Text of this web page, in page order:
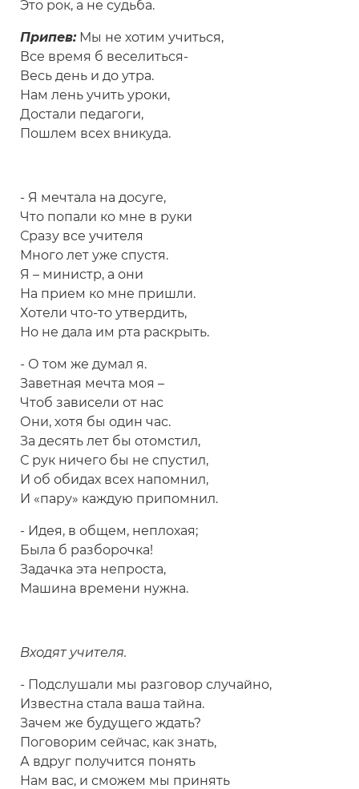
Это рок, а не судьба.
Припев:Мы не хотим учиться,
Все время б веселиться-
Весь день и до утра.
Нам лень учить уроки,
Достали педагоги,
Пошлем всех вникуда.
- Я мечтала на досуге,
Что попали ко мне в руки
Сразу все учителя
Много лет уже спустя.
Я – министр, а они
На прием ко мне пришли.
Хотели что-то утвердить,
Но не дала им рта раскрыть.
- О том же думал я.
Заветная мечта моя –
Чтоб зависели от нас
Они, хотя бы один час.
За десять лет бы отомстил,
С рук ничего бы не спустил,
И об обидах всех напомнил,
И «пару» каждую припомнил.
- Идея, в общем, неплохая;
Была б разборочка!
Задачка эта непроста,
Машина времени нужна.
Входят учителя.
- Подслушали мы разговор случайно,
Известна стала ваша тайна.
Зачем же будущего ждать?
Поговорим сейчас, как знать,
А вдруг получится понять
Нам вас, и сможем мы принять